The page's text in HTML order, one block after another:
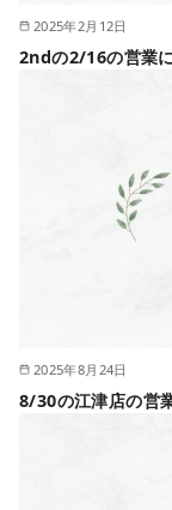
2025年2月12日
2ndの2/16の営業
2025年8月24日
8/30の江津店の営